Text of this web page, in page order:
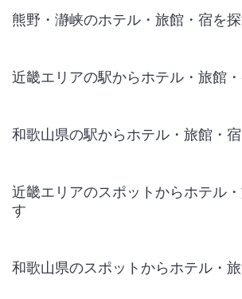
熊野・瀞峡のホテル・旅館・宿を
近畿エリアの駅からホテル・旅館
和歌山県の駅からホテル・旅館・
近畿エリアのスポットからホテル
す
和歌山県のスポットからホテル・